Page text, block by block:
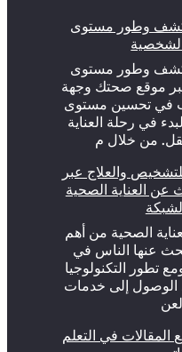
وطور مستوى
وطور مستوى
موقع صحتك وجهة
في تحسين مستوى
في رحلة العناية
والعلاج عبر
عن العناية الصحية
الصحية من أهم
عنها الناس في
تطور التكنولوجيا
الوصول إلى خدمات
المقالات في التعلم